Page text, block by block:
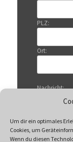
Um dir ein optimales
Cookies, um
Wenn du diesen
PLZ:
Ort:
Nachricht: